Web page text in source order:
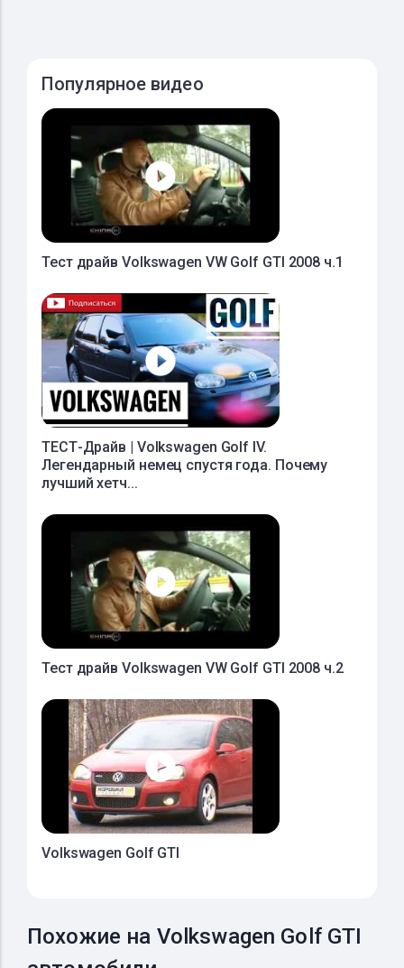
Популярное видео
Тест драйв Volkswagen VW Golf GTI 2008 ч.1
ТЕСТ-Драйв | Volkswagen Golf IV.
Легендарный немец спустя года. Почему
лучший хетч...
Тест драйв Volkswagen VW Golf GTI 2008 ч.2
Volkswagen Golf GTI
Похожие на Volkswagen Golf GTI